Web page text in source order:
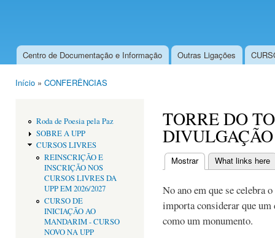
Menu principal
Centro de Documentação e Informação Outras Ligações
Início » CONFERÊNCIAS
Roda de Poesia pela Paz
SOBRE A UPP
CURSOS LIVRES
REINSCRIÇÃO E
INSCRIÇÃO NOS
CURSOS LIVRES DA
UPP EM 2026/2027
CURSO DE
INICIAÇÃO AO
MANDARIM - CURSO
NOVO NA UPP
TORRE DO
DIVULGAÇÃO
Separadores
Mostrar(separador ativo)
What links here
No ano em que se celebra
importa considerar que um
como um monumento.